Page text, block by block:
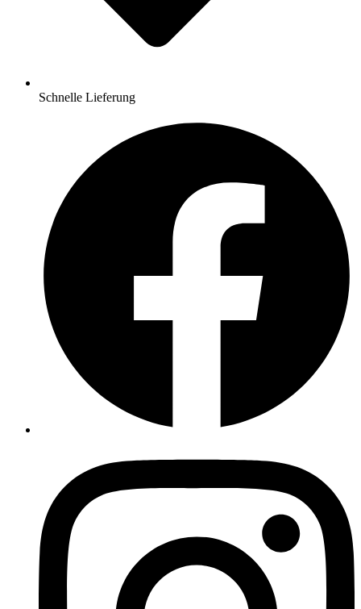
Schnelle Lieferung